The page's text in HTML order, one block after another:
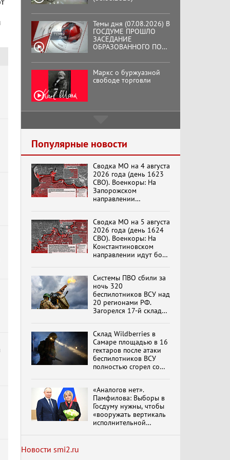
ОБЩЕСТВЕННОГО
КОМИТЕТА ЗА
ОСВОБОЖДЕНИЕ
ПРЕЗИДЕНТА
ВЕНЕСУЭЛЫ
НИКОЛАСА МАДУРО.
Маркс о буржуазной
свободе торговли
Подмосковный
кооператор
требовалось доказать!»
Бренды Советской
эпохи "Гжель"
Специальный репортаж
«Изменимся или
вымрем»
РОССИИ! Обращение
Г.А. Зюганова,
Председателя ЦК
КПРФ Руководителя
фракции КПРФ в
Государственной Думе
Документальный
террор"
Бить смелее!
В.Баранец, В.Дандыкин,
(06.08.2026)
Темы дня (07.08.2026) В
ГОСДУМЕ ПРОШЛО
Популярные новости
Сводка МО на 4 августа
2026 года (день 1623
СВО). Военкоры: На
Запорожском
направлении
Степногорска
Сводка МО на 5 августа
2026 года (день 1624
СВО). Военкоры: На
Константиновском
направлении идут бои
Системы ПВО сбили за
ночь 320
беспилотников ВСУ над
20 регионами РФ.
Загорелся 17-й склад
года
обновлено
Склад Wildberries в
Самаре площадью в 16
гектаров после атаки
беспилотников ВСУ
полностью сгорел со
«Аналогов нет».
Памфилова: Выборы в
Госдуму нужны, чтобы
«вооружать вертикаль
исполнительной
Новости smi2.ru